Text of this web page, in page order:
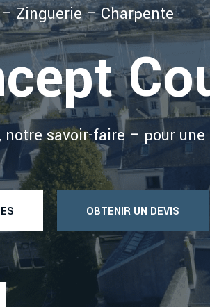
Zinguerie – Charpente
notre savoir-faire – pour
OBTENIR UN DEVIS